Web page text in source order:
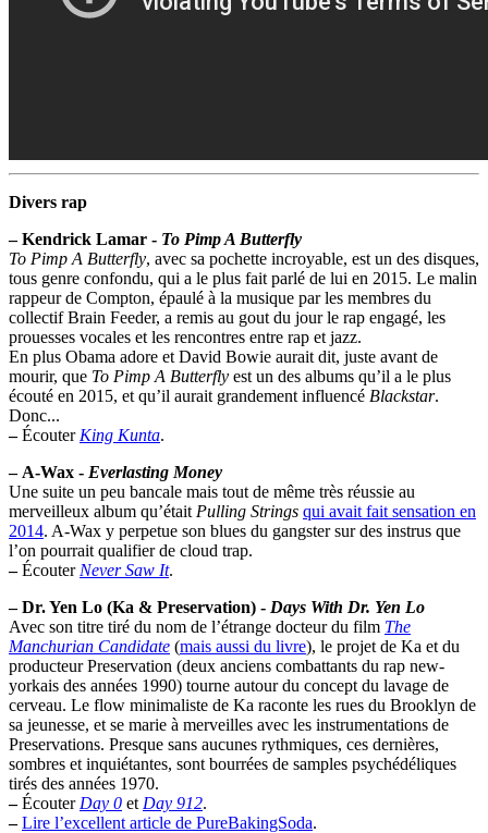
Divers rap
– Kendrick Lamar - To Pimp A Butterfly
To Pimp A Butterfly, avec sa pochette incroyable, est un des disques,
tous genre confondu, qui a le plus fait parlé de lui en 2015. Le malin
rappeur de Compton, épaulé à la musique par les membres du
collectif Brain Feeder, a remis au gout du jour le rap engagé, les
prouesses vocales et les rencontres entre rap et jazz.
En plus Obama adore et David Bowie aurait dit, juste avant de
mourir, que To Pimp A Butterfly est un des albums qu’il a le plus
écouté en 2015, et qu’il aurait grandement influencé Blackstar.
Donc...
–Écouter King Kunta.
– A-Wax - Everlasting Money
Une suite un peu bancale mais tout de même très réussie au
merveilleux album qu’était Pulling Strings qui avait fait sensation en
2014. A-Wax y perpetue son blues du gangster sur des instrus que
l’on pourrait qualifier de cloud trap.
–Écouter Never Saw It.
– Dr. Yen Lo (Ka & Preservation) - Days With Dr. Yen Lo
Avec son titre tiré du nom de l’étrange docteur du film The
Manchurian Candidate (mais aussi du livre), le projet de Ka et du
producteur Preservation (deux anciens combattants du rap new-
yorkais des années 1990) tourne autour du concept du lavage de
cerveau. Le flow minimaliste de Ka raconte les rues du Brooklyn de
sa jeunesse, et se marie à merveilles avec les instrumentations de
Preservations. Presque sans aucunes rythmiques, ces dernières,
sombres et inquiétantes, sont bourrées de samples psychédéliques
tirés des années 1970.
–Écouter Day 0 et Day 912.
– Lire l’excellent article de PureBakingSoda.